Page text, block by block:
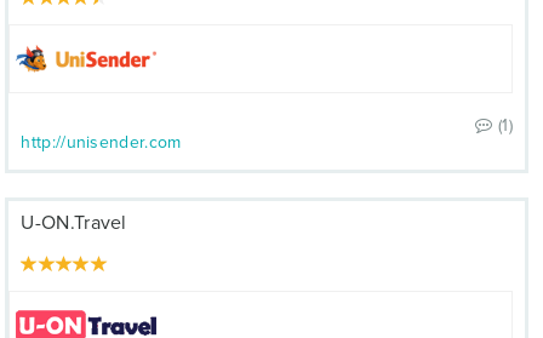
(1)
http://unisender.com
U-ON.Travel